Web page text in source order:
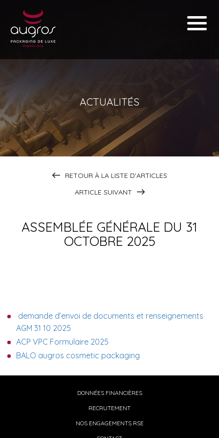
ACTUALITÉS
RETOUR À LA LISTE D'ARTICLES
ARTICLE SUIVANT
ASSEMBLÉE GÉNÉRALE DU 31
OCTOBRE 2025
demande d’envoi de documents et renseignements
AGM 31 10 2025
ACP VPC Formulaire 2025
BALO augros cosmetic packaging
DONNÉES FINANCIÈRES
RECRUTEMENT
NOS ENGAGEMENTS RSE